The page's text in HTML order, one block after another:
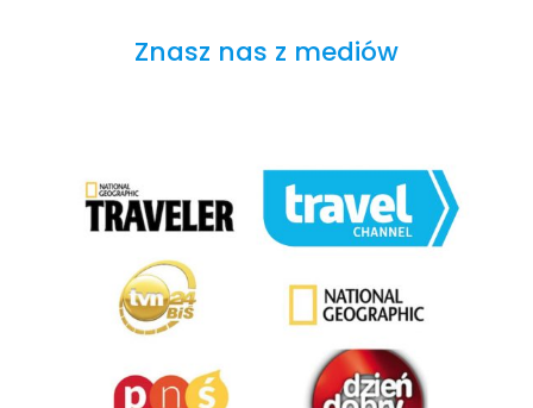
Znasz nas z mediów